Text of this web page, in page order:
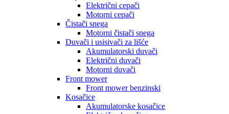
Električni cepači
Motorni cepači
Čistači snega
Motorni čistači snega
Duvači i usisivači za lišće
Akumulatorski duvači
Električni duvači
Motorni duvači
Front mower
Front mower benzinski
Kosačice
Akumulatorske kosačice